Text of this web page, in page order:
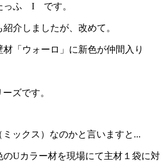
っふ I です。
介しましたが、改めて。
「ウォーロ」に新色が仲間入り
ズです。
ックス）なのかと言いますと...
のUカラー材を現場にて主材１袋に対